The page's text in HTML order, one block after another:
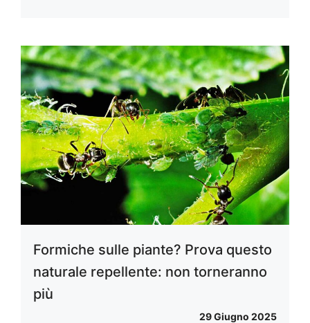
Formiche sulle piante? Prova questo
naturale repellente: non torneranno
più
29 Giugno 2025